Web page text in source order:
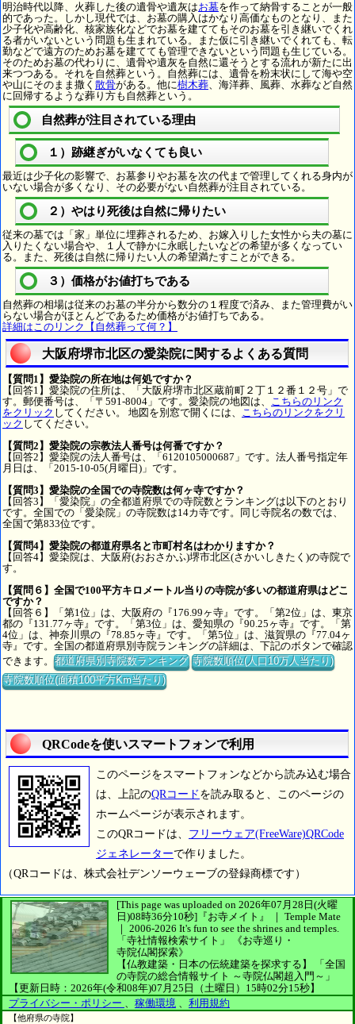
明治時代以降、火葬した後の遺骨や遺灰はお墓を作って納骨することが一般
的であった。しかし現代では、お墓の購入はかなり高価なものとなり、また
少子化や高齢化、核家族化などでお墓を建ててもそのお墓を引き継いでくれ
る者がいないという問題も生まれている。また仮に引き継いでくれても、転
勤などで遠方のためお墓を建てても管理できないという問題も生じている。
そのためお墓の代わりに、遺骨や遺灰を自然に還そうとする流れが新たに出
来つつある。それを自然葬という。自然葬には、遺骨を粉末状にして海や空
や山にそのまま撒く 散骨がある。他に樹木葬、海洋葬、風葬、水葬など自然
に回帰するような葬り方も自然葬という。
自然葬が注目されている理由
１）跡継ぎがいなくても良い
最近は少子化の影響で、お墓参りやお墓を次の代まで管理してくれる身内が
いない場合が多くなり、その必要がない自然葬が注目されている。
２）やはり死後は自然に帰りたい
従来の墓では「家」単位に埋葬されるため、お嫁入りした女性から夫の墓に
入りたくない場合や、１人で静かに永眠したいなどの希望が多くなってい
る。また、死後は自然に帰りたい人の希望満たすことができる。
３）価格がお値打ちである
自然葬の相場は従来のお墓の半分から数分の１程度で済み、また管理費がい
らない場合がほとんどであるため価格がお値打ちである。
詳細はこのリンク【自然葬って何？】
大阪府堺市北区の愛染院に関するよくある質問
【質問1】愛染院の所在地は何処ですか？
【回答1】愛染院の住所は、「大阪府堺市北区蔵前町２丁１２番１２号」で
す。郵便番号は、「〒591-8004」です。愛染院の地図は、 こちらのリンク
をクリック してください。 地図を別窓で開くには、 こちらのリンクをクリ
ック してください。
【質問2】愛染院の宗教法人番号は何番ですか？
【回答2】愛染院の法人番号は、「6120105000687」です。法人番号指定年
月日は、「2015-10-05(月曜日)」です。
【質問3】愛染院の全国での寺院数は何ヶ寺ですか？
【回答3】「愛染院」の全都道府県での寺院数とランキングは以下のとおり
です。全国での「愛染院」の寺院数は14カ寺です。同じ寺院名の数では、
全国で第833位です。
【質問4】愛染院の都道府県名と市町村名はわかりますか？
【回答4】愛染院は、大阪府(おおさかふ)堺市北区(さかいしきたく)の寺院で
す。
【質問６】全国で100平方キロメートル当りの寺院が多いの都道府県はどこ
ですか？
【回答６】「第1位」は、大阪府の『176.99ヶ寺』です。「第2位」は、東京
都の『131.77ヶ寺』です。「第3位」は、愛知県の『90.25ヶ寺』です。「第
4位」は、神奈川県の『78.85ヶ寺』です。「第5位」は、滋賀県の『77.04ヶ
寺』です。全国の都道府県別寺院ランキングの詳細は、下記のボタンで確認
できます。都道府県別寺院数ランキング 寺院数順位(人口10万人当たり)
寺院数順位(面積100平方Km当たり)
QRCodeを使いスマートフォンで利用
このページをスマートフォンなどから読み込む場合
は、上記のQRコード を読み取ると、このページの
ホームページが表示されます。
このQRコードは、 フリーウェア(FreeWare)QRCode
ジェネレーターで作りました。
（QRコードは、株式会社デンソーウェーブの登録商標です）
[This page was uploaded on 2026年07月28日(火曜
日)08時36分10秒] 『お寺メイト』 ｜ Temple Mate
｜ 2006-2026 It's fun to see the shrines and temples.
「寺社情報検索サイト」
《お寺巡り・
寺院仏閣探索》
【仏教建築・日本の伝統建築を探求する】
「全国
の寺院の総合情報サイト ～寺院仏閣超入門～」
【更新日時：2026年(令和08年)07月25日（土曜日）15時02分15秒】
プライバシー・ポリシー 、 稼働環境 、 利用規約
【他府県の寺院】